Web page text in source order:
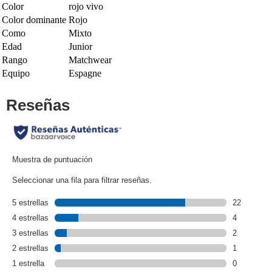
Color
rojo vivo
Color dominante Rojo
Como
Mixto
Edad
Junior
Rango
Matchwear
Equipo
Espagne